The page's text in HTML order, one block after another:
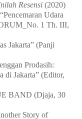
Resensi(2020)
Udara
1 Th. III,
Jakarta” (Panji
Prodasih:
di Jakarta” (Editor,
BAND (Djaja, 30
Story of